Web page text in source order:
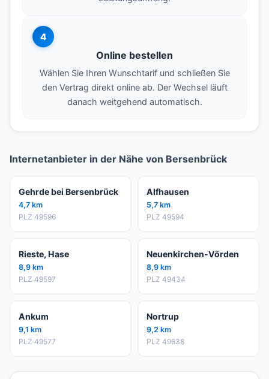
4
Online bestellen
Wählen Sie Ihren Wunschtarif und schließen Sie
den Vertrag direkt online ab. Der Wechsel läuft
danach weitgehend automatisch.
Internetanbieter in der Nähe von Bersenbrück
Gehrde bei Bersenbrück
4,7 km
PLZ 49596
Alfhausen
5,7 km
PLZ 49594
Rieste, Hase
8,9 km
PLZ 49597
Neuenkirchen-Vörden
8,9 km
PLZ 49434
Ankum
9,1 km
PLZ 49577
Nortrup
9,2 km
PLZ 49638